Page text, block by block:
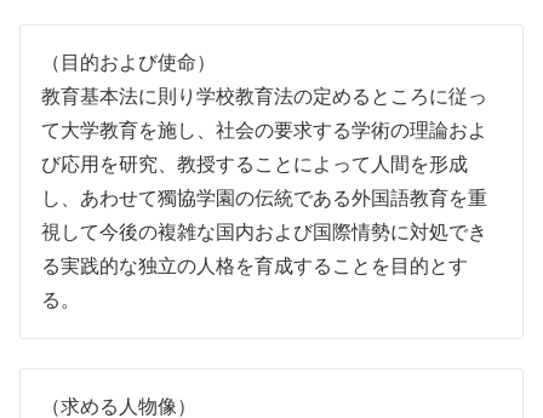
（目的および使命）
教育基本法に則り学校教育法の定めるところに従っ
て大学教育を施し、社会の要求する学術の理論およ
び応用を研究、教授することによって人間を形成
し、あわせて獨協学園の伝統である外国語教育を重
視して今後の複雑な国内および国際情勢に対処でき
る実践的な独立の人格を育成することを目的とす
る。
（求める人物像）